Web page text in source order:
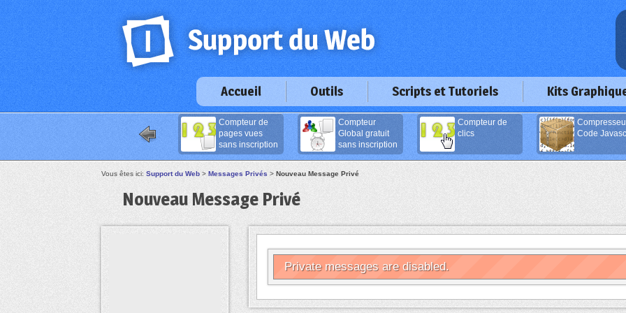
Accueil Outils Scripts et Tutoriels Kits
Compteur de
pages vues
sans inscription
Compteur
Global gratuit
sans inscription
Compteur de
clics
Code
Vous êtes ici: Support du Web> Messages Privés > Nouveau Message Privé
Nouveau Message Privé
Private messages are disabled.